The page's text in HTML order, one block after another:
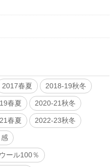
2017春夏 2018-19秋冬
春夏 2020-21秋冬
春夏 2022-23秋冬
ウール100％